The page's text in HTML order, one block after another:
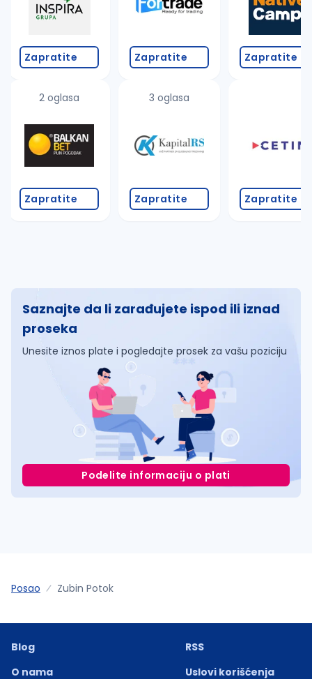
Zapratite
2 oglasa
Zapratite
Zapratite
3 oglasa
Zapratite
Zapratite
Zapratite
Saznajte da li zarađujete ispod ili iznad
proseka
Unesite iznos plate i pogledajte prosek za vašu poziciju
Podelite informaciju o plati
Posao Zubin Potok
Blog
O nama
RSS
Uslovi korišćenja